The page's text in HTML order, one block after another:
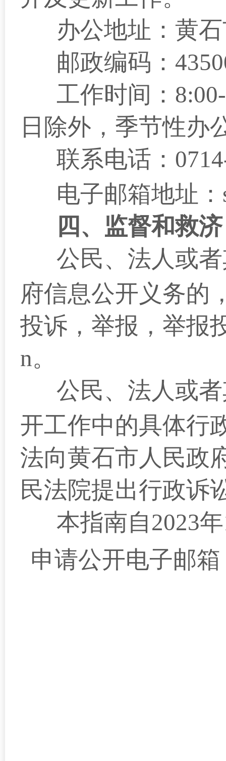
办公地址：黄
邮政编码：
工作时间：
日除外，季节性办
联系电话：
电子邮箱地址：
四、监督和救济
公民、法人或
府信息公开义务的
投诉，举报，举报
n。
公民、法人或
开工作中的具体行
法向黄石市人民政
民法院提出行政诉
本指南自2023年
申请公开电子邮箱